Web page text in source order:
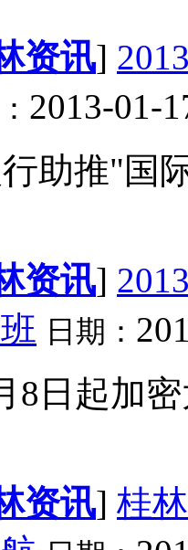
资讯]
2013-01-
助推"国
资讯]
日期：
8日起加
资讯] 桂